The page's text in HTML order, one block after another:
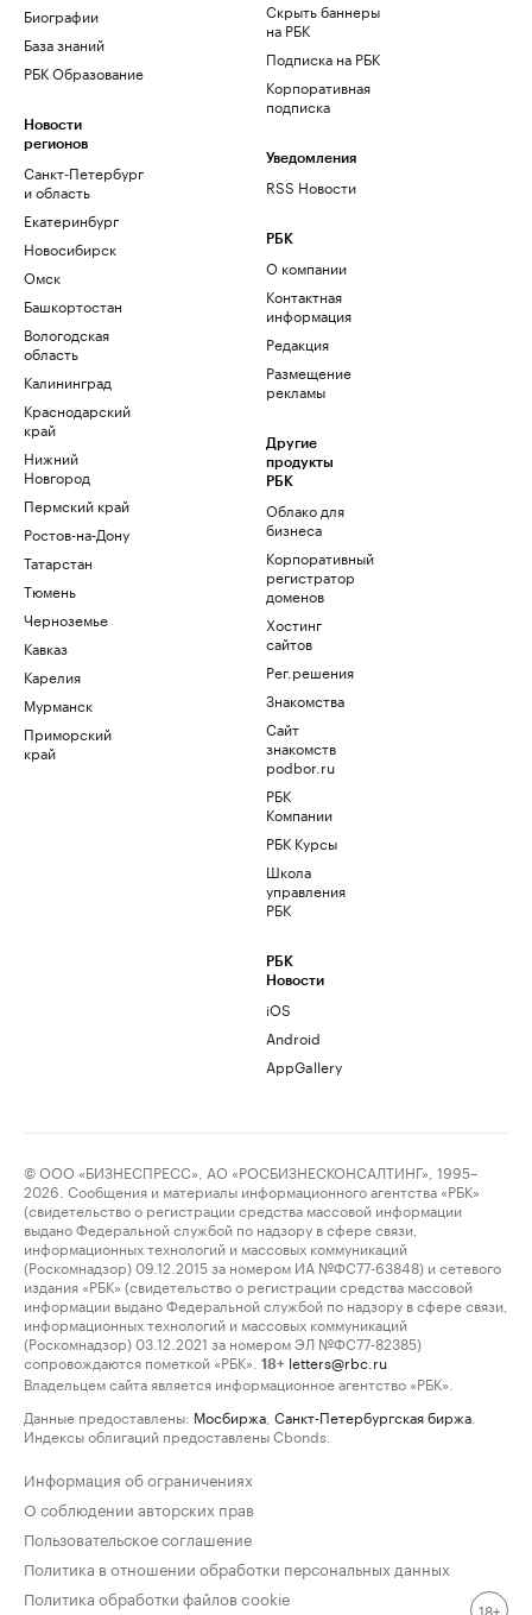
Биографии
База знаний
РБК Образование
Новости
регионов
Санкт-Петербург
и область
Екатеринбург
Новосибирск
Омск
Башкортостан
Вологодская
область
Калининград
Краснодарский
край
Нижний
Новгород
Пермский край
Ростов-на-Дону
Татарстан
Тюмень
Черноземье
Кавказ
Карелия
Мурманск
Приморский
край
Скрыть баннеры
на РБК
Подписка на РБК
Корпоративная
подписка
Уведомления
RSS Новости
РБК
О компании
Контактная
информация
Редакция
Размещение
рекламы
Другие
продукты
РБК
Облако для
бизнеса
Корпоративный
регистратор
доменов
Хостинг
сайтов
Рег.решения
Знакомства
Сайт
знакомств
podbor.ru
РБК
Компании
РБК Курсы
Школа
управления
РБК
РБК
Новости
iOS
Android
AppGallery
© ООО «БИЗНЕСПРЕСС», АО «РОСБИЗНЕСКОНСАЛТИНГ», 1995–
2026. Сообщения и материалы информационного агентства «РБК»
(свидетельство о регистрации средства массовой информации
выдано Федеральной службой по надзору в сфере связи,
информационных технологий и массовых коммуникаций
(Роскомнадзор) 09.12.2015 за номером ИА №ФС77-63848) и сетевого
издания «РБК» (свидетельство о регистрации средства массовой
информации выдано Федеральной службой по надзору в сфере связи,
информационных технологий и массовых коммуникаций
(Роскомнадзор) 03.12.2021 за номером ЭЛ №ФС77-82385)
сопровождаются пометкой «РБК».
18+ letters@rbc.ru
Владельцем сайта является информационное агентство «РБК».
Данные предоставлены: Мосбиржа Санкт-Петербургская биржа
Индексы облигаций предоставлены Cbonds.
Информация об ограничениях
О соблюдении авторских прав
Пользовательское соглашение
Политика в отношении обработки персональных данных
Политика обработки файлов cookie
18+